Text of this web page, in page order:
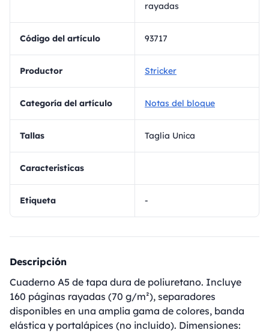
rayadas
Código del artículo 93717
Productor Stricker
Categoría del artículo Notas del bloque
Tallas Taglia Unica
Caracteristicas
Etiqueta -
Descripción
Cuaderno A5 de tapa dura de poliuretano. Incluye
160 páginas rayadas (70 g/m²), separadores
disponibles en una amplia gama de colores, banda
elástica y portalápices (no incluido). Dimensiones: